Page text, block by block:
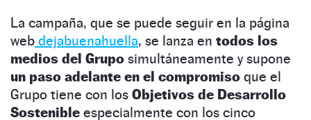
La campaña, que se puede seguir en la página
web dejabuenahuella, se lanza en todos los
medios del Grupo simultáneamente y supone
un paso adelante en el compromiso que el
Grupo tiene con los Objetivos de Desarrollo
Sostenible especialmente con los cinco